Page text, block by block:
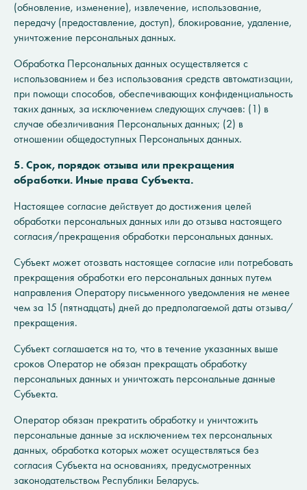
(обновление, изменение), извлечение, использование,
передачу (предоставление, доступ), блокирование, удаление,
уничтожение персональных данных.
Обработка Персональных данных осуществляется с
использованием и без использования средств автоматизации,
при помощи способов, обеспечивающих конфиденциальность
таких данных, за исключением следующих случаев: (1) в
случае обезличивания Персональных данных; (2) в
отношении общедоступных Персональных данных.
5. Срок, порядок отзыва или прекращения
обработки. Иные права Субъекта.
Настоящее согласие действует до достижения целей
обработки персональных данных или до отзыва настоящего
согласия/прекращения обработки персональных данных.
Субъект может отозвать настоящее согласие или потребовать
прекращения обработки его персональных данных путем
направления Оператору письменного уведомления не менее
чем за 15 (пятнадцать) дней до предполагаемой даты отзыва/
прекращения.
Субъект соглашается на то, что в течение указанных выше
сроков Оператор не обязан прекращать обработку
персональных данных и уничтожать персональные данные
Субъекта.
Оператор обязан прекратить обработку и уничтожить
персональные данные за исключением тех персональных
данных, обработка которых может осуществляться без
согласия Субъекта на основаниях, предусмотренных
законодательством Республики Беларусь.